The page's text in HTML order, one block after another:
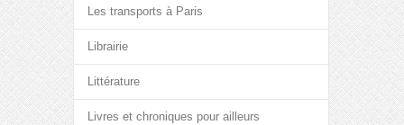
Les transports à Paris
Librairie
Littérature
Livres et chroniques pour ailleurs